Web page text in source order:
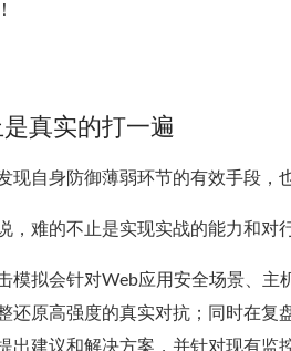
真实的打一遍
现自身防御薄弱环节的有效手段，
，难的不止是实现实战的能力和
模拟会针对Web应用安全场景、
还原高强度的真实对抗；同时在复
出建议和解决方案，并针对现有